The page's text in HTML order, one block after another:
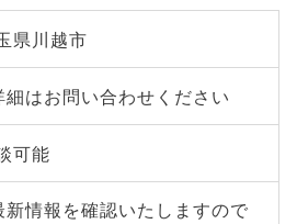
県川越市
細はお問い合わせください
可能
新情報を確認いたしますので